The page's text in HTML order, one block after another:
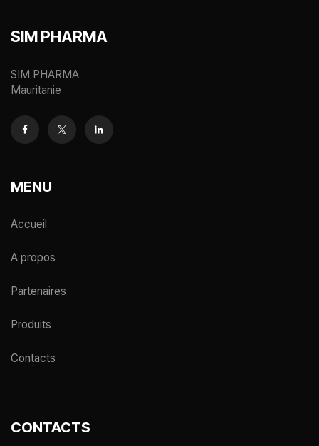
SIM PHARMA
SIM PHARMA
Mauritanie
MENU
Accueil
A propos
Partenaires
Produits
Contacts
CONTACTS